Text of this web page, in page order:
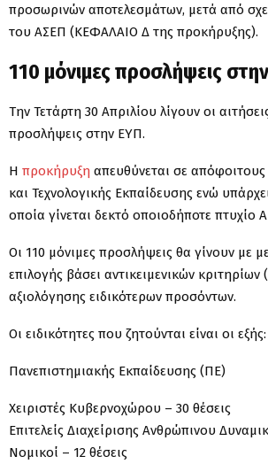
προσωρινών αποτελεσμάτων, μετά από
του ΑΣΕΠ (ΚΕΦΑΛΑΙΟ Δ΄ της προκήρυξης).
110 μόνιμες προσλήψεις
Την Τετάρτη 30 Απριλίου λίγουν οι
προσλήψεις στην ΕΥΠ.
Η προκήρυξη απευθύνεται σε
και Τεχνολογικής Εκπαίδευσης ενώ
οποία γίνεται δεκτό οποιοδήποτε πτυχίο
Οι 110 μόνιμες προσλήψεις θα γίνουν με
επιλογής βάσει αντικειμενικών κριτηρίων
αξιολόγησης ειδικότερων προσόντων.
Οι ειδικότητες που ζητούνται είναι οι εξής:
Πανεπιστημιακής Εκπαίδευσης (ΠΕ)
Χειριστές Κυβερνοχώρου – 30 θέσεις
Επιτελείς Διαχείρισης Ανθρώπινου
Νομικοί – 12 θέσεις